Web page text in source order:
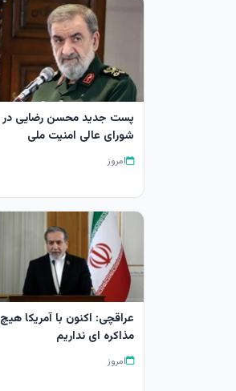
پست جدید محسن رضایی در
شورای عالی امنیت ملی
امروز
عراقچی: اکنون با آمریکا هیچ
مذاکره ای نداریم
امروز